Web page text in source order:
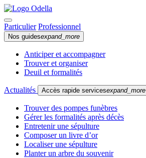
Particulier Professionnel
Nos guidesexpand_more
Anticiper et accompagner
Trouver et organiser
Deuil et formalités
Actualités Accès rapide servicesexpand_more
Trouver des pompes funèbres
Gérer les formalités après décès
Entretenir une sépulture
Composer un livre d’or
Localiser une sépulture
Planter un arbre du souvenir